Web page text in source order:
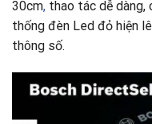
30cm, thao tác dễ dàng,
thống đèn Led đỏ hiện
thông số.